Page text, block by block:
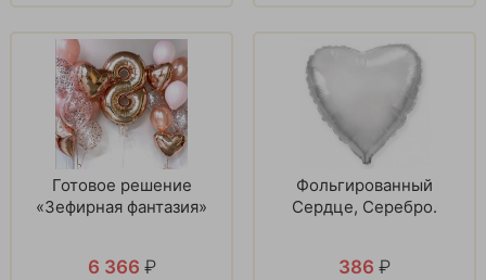
Готовое решение
«Зефирная фантазия»
6 366 ₽
Фольгированный
Сердце, Серебро.
386 ₽